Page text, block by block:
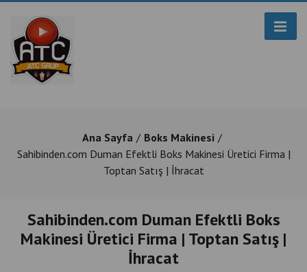
Ana Sayfa
Boks Makinesi
Sahibinden.com Duman Efektli Boks Makinesi Üretici Firma |
Toptan Satış | İhracat
Sahibinden.com Duman Efektli Boks
Makinesi Üretici Firma | Toptan Satış |
İhracat